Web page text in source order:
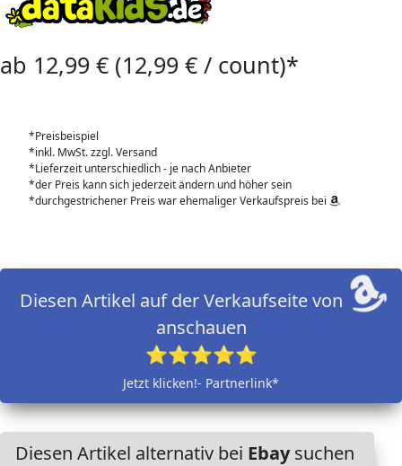
ab 12,99 € (12,99 € / count)*
*Preisbeispiel
*inkl. MwSt. zzgl. Versand
*Lieferzeit unterschiedlich - je nach Anbieter
*der Preis kann sich jederzeit ändern und höher sein
*durchgestrichener Preis war ehemaliger Verkaufspreis bei
Diesen Artikel auf der Verkaufseite von
anschauen
⭐⭐⭐⭐⭐
Jetzt klicken!- Partnerlink*
Diesen Artikel alternativ bei Ebaysuchen